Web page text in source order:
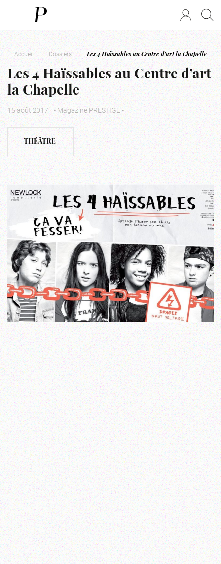
Accueil | Dossiers | Les 4 Haïssables au Centre d’art la Chapelle
Les 4 Haïssables au Centre d’art
la Chapelle
15 août 2017 | - Magazine PRESTIGE -
THÉÂTRE